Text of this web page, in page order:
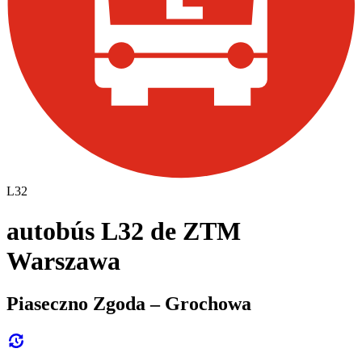
L32
autobús L32 de ZTM
Warszawa
Piaseczno Zgoda – Grochowa